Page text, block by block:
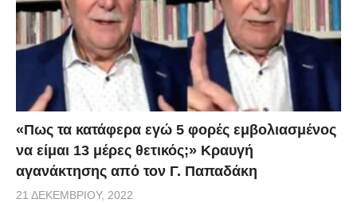
«Πως τα κατάφερα εγώ 5 φορές εμβoλιασμένος
να είμαι 13 μέρες θετικός;» Κραυγή
αγανάκτησης από τον Γ. Παπαδάκη
21 ΔΕΚΕΜΒΡΊΟΥ, 2022